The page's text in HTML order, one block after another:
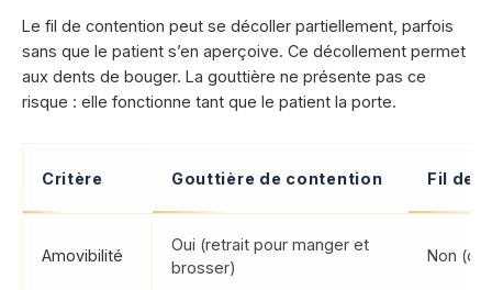
Le fil de contention peut se décoller partiellement, parfois
sans que le patient s’en aperçoive. Ce décollement permet
aux dents de bouger. La gouttière ne présente pas ce
risque : elle fonctionne tant que le patient la porte.
Critère Gouttière de contention Fil de
Amovibilité
Oui (retrait pour manger et
brosser)
Non